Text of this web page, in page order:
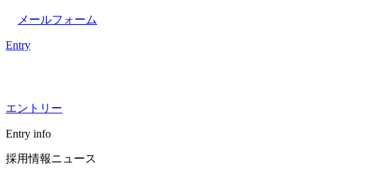
メールフォーム
Entry
エントリー
Entry info
採用情報ニュース